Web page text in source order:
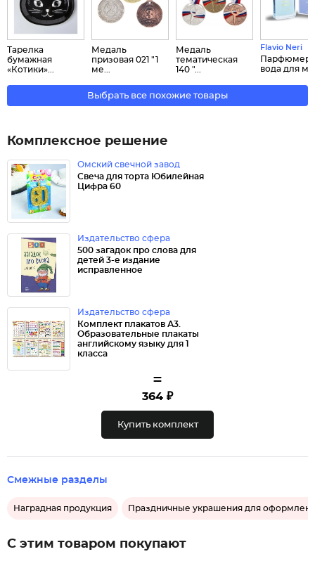
Тарелка
бумажная
«Котики»...
Медаль
призовая 021 "1
ме...
Медаль
тематическая
140 "...
Flavio Neri
вода для
Выбрать все похожие товары
Комплексное решение
Омский свечной завод
Свеча для торта Юбилейная
Цифра 60
Издательство сфера
500 загадок про слова для
детей 3-е издание
исправленное
Издательство сфера
Комплект плакатов А3.
Образовательные плакаты
английскому языку для 1
класса
=
364 ₽
Купить комплект
Смежные разделы
Наградная продукция Праздничные украшения для
С этим товаром покупают